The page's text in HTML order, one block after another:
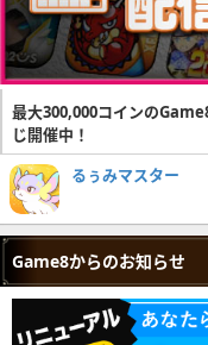
最大300,000コインの
じ開催中！
るぅみマスター
Game8からのお知らせ